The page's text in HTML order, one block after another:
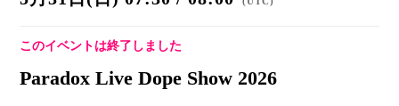
このイベントは終了しました
Paradox Live Dope Show 2026